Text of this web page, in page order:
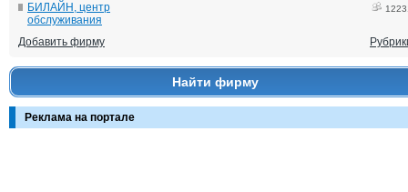
БИЛАЙН, центр
обслуживания
Добавить фирму
Найти фирму
Реклама на портале